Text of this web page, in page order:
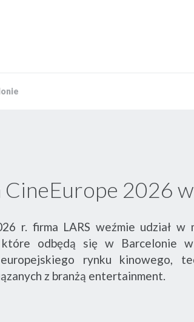
CineEurope 2026
r. firma LARS weźmie udział w
odbędą się w Barcelonie
rynku kinowego,
z branżą entertainment.